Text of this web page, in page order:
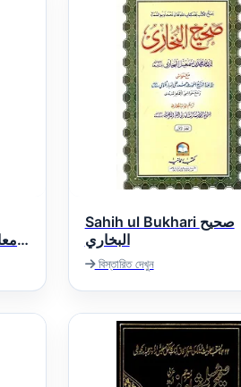
Sahih ul Bukhari صحيح
البخاري
বিস্তারিত দেখুন